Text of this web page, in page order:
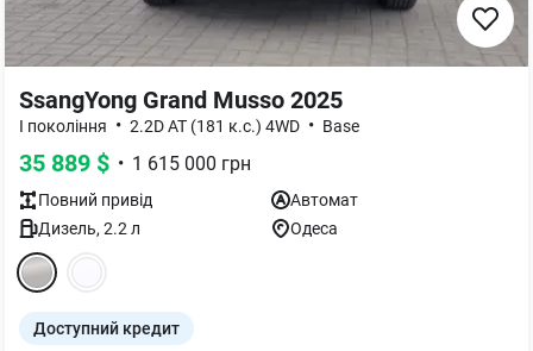
SsangYong Grand Musso 2025
I покоління • 2.2D AT (181 к.с.) 4WD • Base
35 889 $ • 1 615 000 грн
Повний привід
Автомат
Дизель, 2.2 л Одеса
Доступний кредит